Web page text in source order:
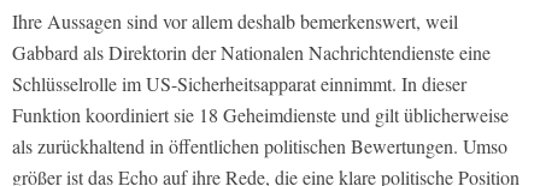
Ihre Aussagen sind vor allem deshalb bemerkenswert, weil
Gabbard als Direktorin der Nationalen Nachrichtendienste eine
Schlüsselrolle im US-Sicherheitsapparat einnimmt. In dieser
Funktion koordiniert sie 18 Geheimdienste und gilt üblicherweise
als zurückhaltend in öffentlichen politischen Bewertungen. Umso
größer ist das Echo auf ihre Rede, die eine klare politische Position